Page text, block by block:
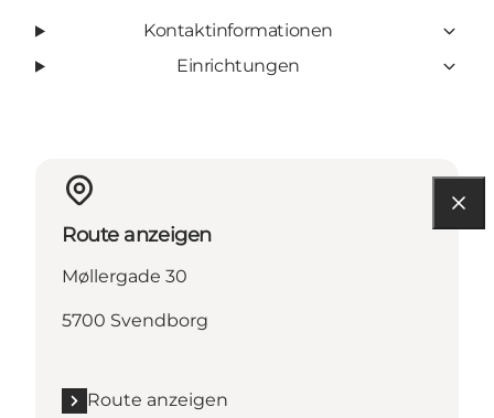
Kontaktinformationen
Einrichtungen
Route anzeigen
Møllergade 30
5700 Svendborg
Route anzeigen